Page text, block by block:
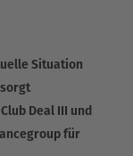
Situation
Deal III und
für